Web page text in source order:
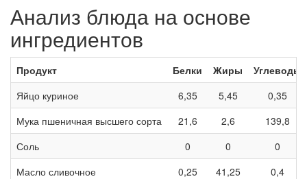
Анализ блюда на основе
ингредиентов
Продукт Белки Жиры
Углеводы
Яйцо куриное
6,35 5,45
0,35
Мука пшеничная высшего сорта
21,6 2,6
139,8
Соль
0 0
0
Масло сливочное
0,25 41,25
0,4